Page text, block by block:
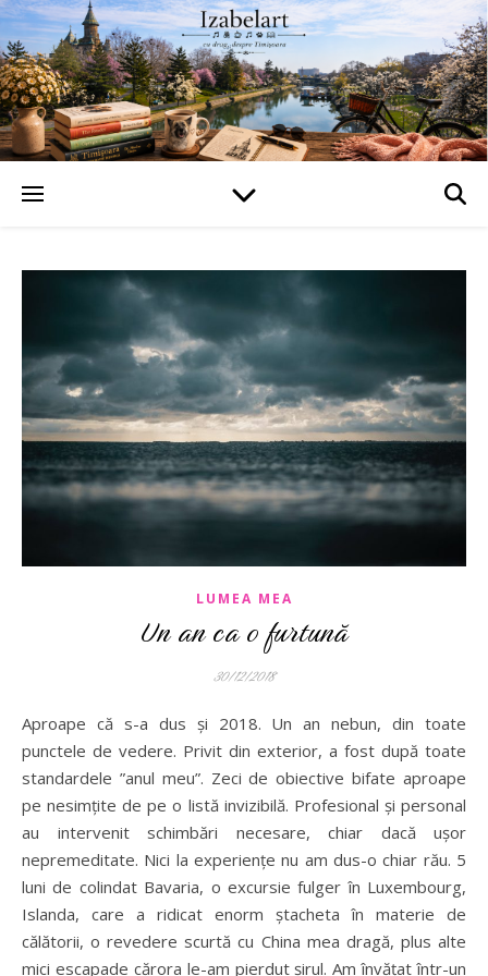
LUMEA MEA
Un an ca o furtună
30/12/2018
Aproape că s-a dus și 2018. Un an nebun, din toate
punctele de vedere. Privit din exterior, a fost după toate
standardele ”anul meu”. Zeci de obiective bifate aproape
pe nesimțite de pe o listă invizibilă. Profesional și personal
au intervenit schimbări necesare, chiar dacă ușor
nepremeditate. Nici la experiențe nu am dus-o chiar rău. 5
luni de colindat Bavaria, o excursie fulger în Luxembourg,
Islanda, care a ridicat enorm ștacheta în materie de
călătorii, o revedere scurtă cu China mea dragă, plus alte
mici escapade cărora le-am pierdut șirul. Am învățat într-un